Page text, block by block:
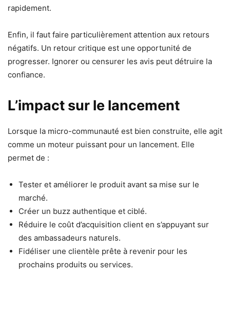
rapidement.
Enfin, il faut faire particulièrement attention aux retours
négatifs. Un retour critique est une opportunité de
progresser. Ignorer ou censurer les avis peut détruire la
confiance.
L’impact sur le lancement
Lorsque la micro-communauté est bien construite, elle agit
comme un moteur puissant pour un lancement. Elle
permet de :
Tester et améliorer le produit avant sa mise sur le
marché.
Créer un buzz authentique et ciblé.
Réduire le coût d’acquisition client en s’appuyant sur
des ambassadeurs naturels.
Fidéliser une clientèle prête à revenir pour les
prochains produits ou services.